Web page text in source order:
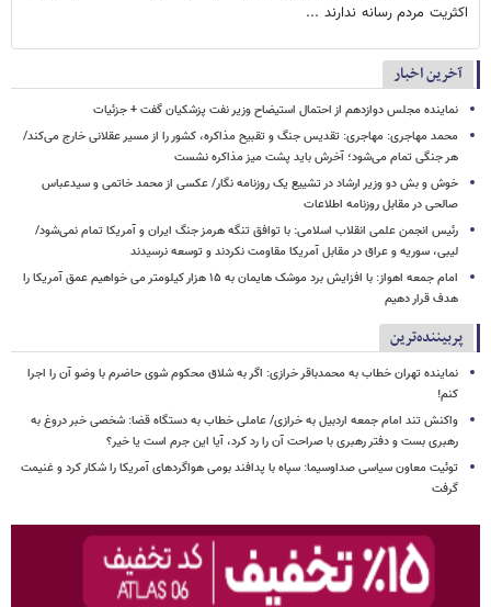
اکثریت مردم رسانه ندارند ...
آخرین اخبار
نماینده مجلس دوازدهم از احتمال استیضاح وزیر نفت پزشکیان گفت + جزئیات
محمد مهاجری: مهاجری: تقدیس جنگ و تقبیح مذاکره، کشور را از مسیر عقلانی خارج می‌کند/
هر جنگی تمام می‌شود؛ آخرش باید پشت میز مذاکره نشست
خوش و بش دو وزیر ارشاد در تشییع یک روزنامه نگار/ عکسی از محمد خاتمی و سیدعباس
صالحی در مقابل روزنامه اطلاعات
رئیس انجمن علمی انقلاب اسلامی: با توافق تنگه هرمز جنگ ایران و آمریکا تمام نمی‌شود/
لیبی، سوریه و عراق در مقابل آمریکا مقاومت نکردند و توسعه نرسیدند
امام‌ جمعه اهواز: با افزایش برد موشک هایمان به ۱۵ هزار کیلومتر می خواهیم عمق آمریکا را
هدف قرار دهیم
پربیننده‌ترین
نماینده تهران خطاب به محمدباقر خرازی: اگر به شلاق محکوم شوی حاضرم با وضو آن را اجرا
کنم!
واکنش تند امام جمعه اردبیل به خرازی/ عاملی خطاب به دستگاه قضا: شخصی خبر دروغ به
رهبری بست و دفتر رهبری با صراحت آن را رد کرد، آیا این جرم است یا خیر؟
توئیت معاون سیاسی صداوسیما: سپاه با پدافند بومی هواگردهای آمریکا را شکار کرد و غنیمت
گرفت